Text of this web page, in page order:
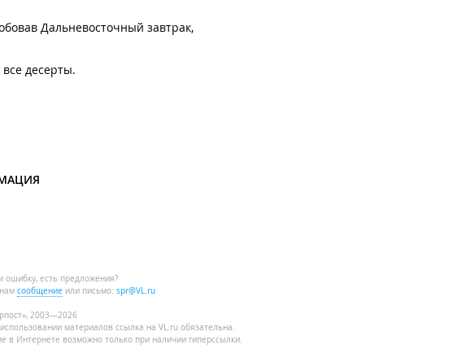
Дальневосточный завтрак,
десерты.
ошибку, есть предложения?
сообщение или письмо: spr@VL.ru
2003—2026
материалов ссылка на VL.ru обязательна.
в Интернете возможно только при наличии гиперссылки.